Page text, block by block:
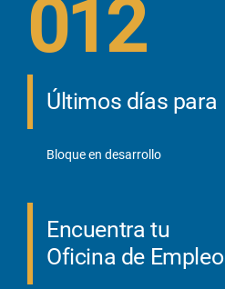
012
Últimos días para
Bloque en desarrollo
Encuentra tu
Oficina de Empleo